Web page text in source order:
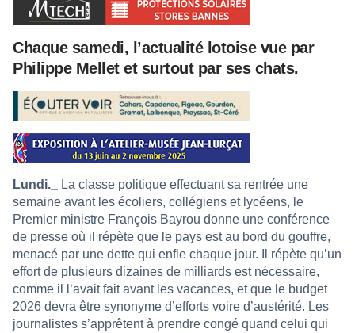
Chaque samedi, l’actualité lotoise vue par
Philippe Mellet et surtout par ses chats.
Lundi._
La classe politique effectuant sa rentrée une
semaine avant les écoliers, collégiens et lycéens, le
Premier ministre François Bayrou donne une conférence
de presse où il répète que le pays est au bord du gouffre,
menacé par une dette qui enfle chaque jour. Il répète qu’un
effort de plusieurs dizaines de milliards est nécessaire,
comme il l‘avait fait avant les vacances, et que le budget
2026 devra être synonyme d’efforts voire d’austérité. Les
journalistes s’apprêtent à prendre congé quand celui qui